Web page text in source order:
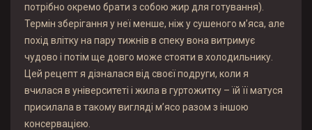
потрібно окремо брати з собою жир для готування).
Термін зберігання у неї менше, ніж у сушеного м’яса, але
похід влітку на пару тижнів в спеку вона витримує
чудово і потім ще довго може стояти в холодильнику.
Цей рецепт я дізналася від своєї подруги, коли я
вчилася в університеті і жила в гуртожитку – їй її матуся
присилала в такому вигляді м’ясо разом з іншою
консервацією.